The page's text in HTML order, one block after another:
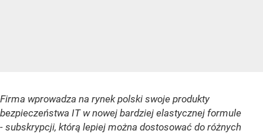
Firma wprowadza na rynek polski swoje produkty
bezpieczeństwa IT w nowej bardziej elastycznej formule
- subskrypcji, którą lepiej można dostosować do różnych